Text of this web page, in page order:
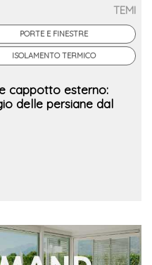
TEMI
PORTE E FINESTRE
ISOLAMENTO TERMICO
cappotto esterno:
delle persiane dal